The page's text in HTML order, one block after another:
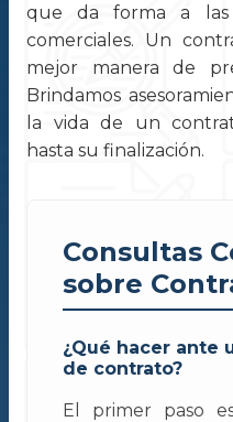
que da forma a las
comerciales. Un
mejor manera de
Brindamos
la vida de un
hasta su finalización.
Consultas
sobre
¿Qué hacer ante
de contrato?
El primer paso